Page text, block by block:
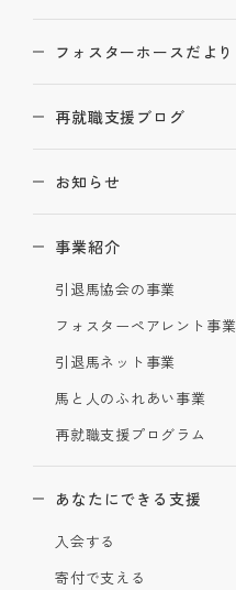
フォスターホースだより
再就職支援ブログ
お知らせ
事業紹介
引退馬協会の事業
フォスターペアレント事業
引退馬ネット事業
馬と人のふれあい事業
再就職支援プログラム
あなたにできる支援
入会する
寄付で支える